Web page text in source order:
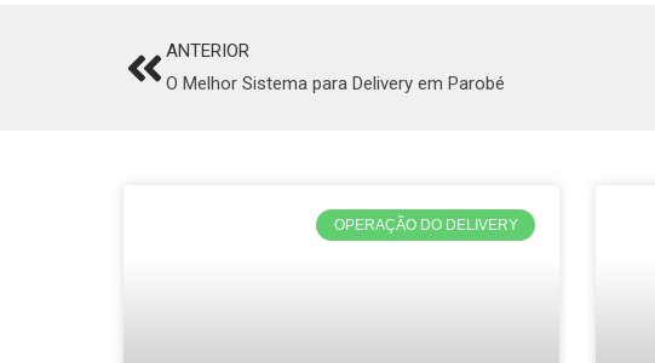
PrevANTERIOR
O Melhor Sistema para Delivery em Parobé
OPERAÇÃO DO DELIVERY